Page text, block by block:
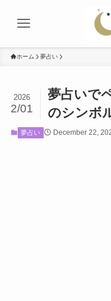
ホーム 夢占い
夢占いで
のシンボ
2026
2/01
夢占い December 22,